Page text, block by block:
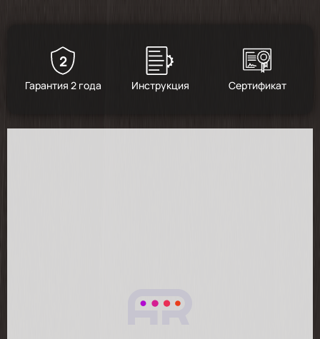
8
2
Гарантия 2 года Инструкция Сертификат